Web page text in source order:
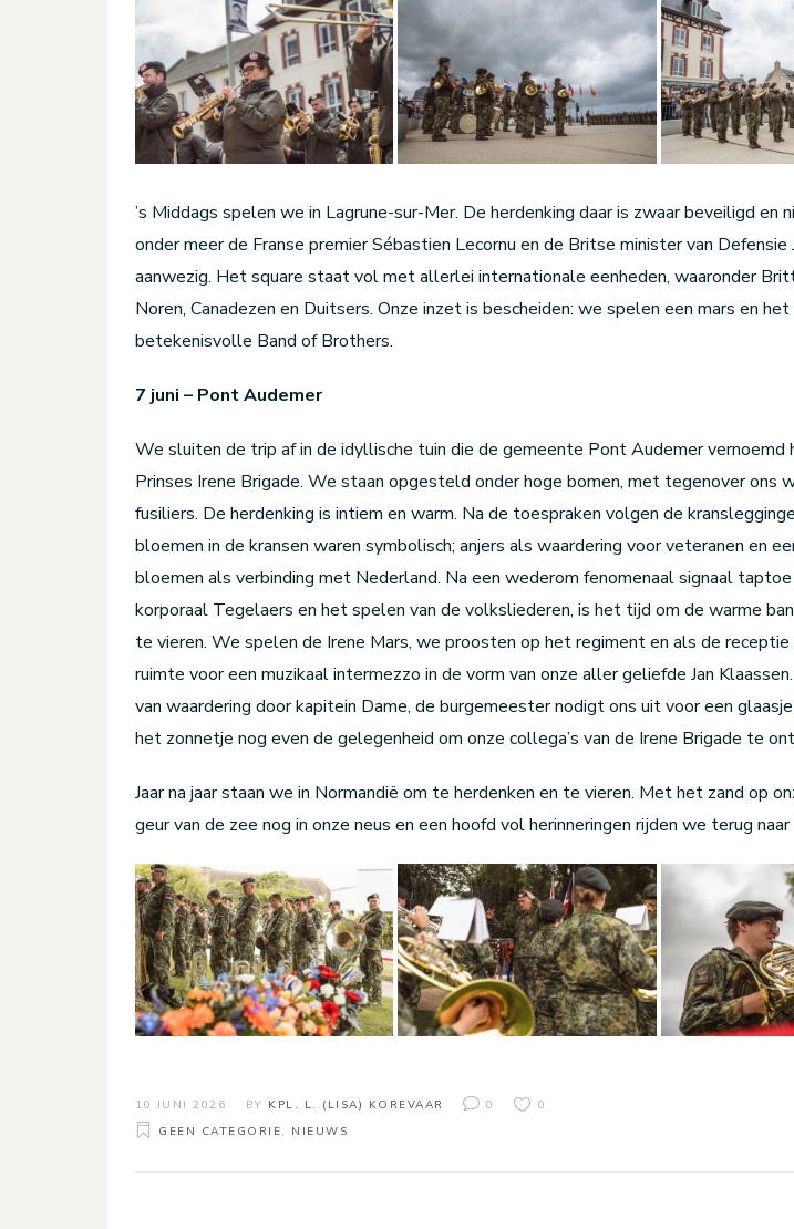
’s Middags spelen we in Lagrune-sur-Mer. De herdenking daar is zwaar beveiligd en
onder meer de Franse premier Sébastien Lecornu en de Britse minister van Defensie
aanwezig. Het square staat vol met allerlei internationale eenheden, waaronder
Noren, Canadezen en Duitsers. Onze inzet is bescheiden: we spelen een mars en
betekenisvolle Band of Brothers.
7 juni – Pont Audemer
We sluiten de trip af in de idyllische tuin die de gemeente Pont Audemer vernoemd
Prinses Irene Brigade. We staan opgesteld onder hoge bomen, met tegenover ons
fusiliers. De herdenking is intiem en warm. Na de toespraken volgen de
bloemen in de kransen waren symbolisch; anjers als waardering voor veteranen en
bloemen als verbinding met Nederland. Na een wederom fenomenaal signaal taptoe
korporaal Tegelaers en het spelen van de volksliederen, is het tijd om de warme
te vieren. We spelen de Irene Mars, we proosten op het regiment en als de
ruimte voor een muzikaal intermezzo in de vorm van onze aller geliefde Jan
van waardering door kapitein Dame, de burgemeester nodigt ons uit voor een
het zonnetje nog even de gelegenheid om onze collega’s van de Irene Brigade te
Jaar na jaar staan we in Normandië om te herdenken en te vieren. Met het zand op
geur van de zee nog in onze neus en een hoofd vol herinneringen rijden we terug
10 JUNI 2026 BY KPL. L. (LISA) KOREVAAR 0
0
GEEN CATEGORIE, NIEUWS